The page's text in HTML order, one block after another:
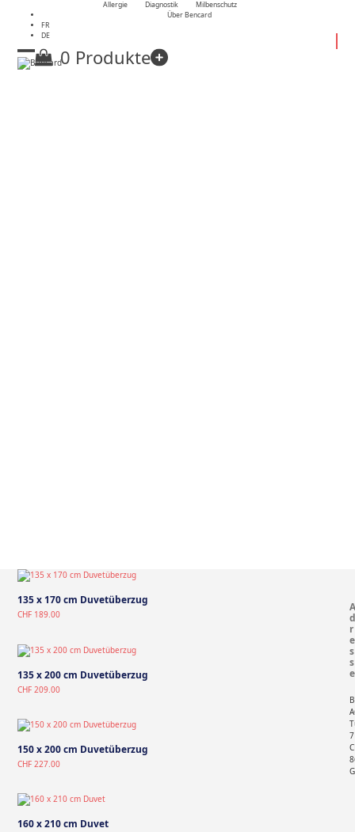
Allergie Diagnostik
Milbenschutz
Über Bencard
FR
DE
Open
Close0 Produkte
135 x 170 cm Duvetüberzug
CHF 189.00
135 x 200 cm Duvetüberzug
CHF 209.00
150 x 200 cm Duvetüberzug
CHF 227.00
160 x 210 cm Duvet
A
d
r
e
s
s
e